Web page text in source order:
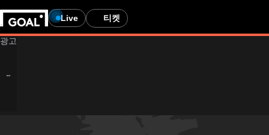
Live 티켓